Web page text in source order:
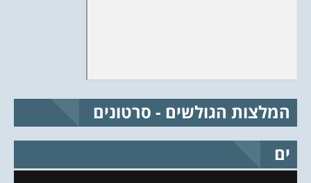
המלצות הגולשים - סרטונים
ים